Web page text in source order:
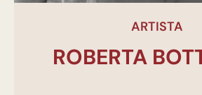
ARTISTA
ROBERTA